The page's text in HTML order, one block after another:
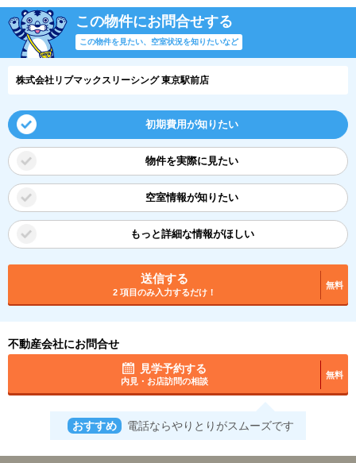
この物件にお問合せする
この物件を見たい、空室状況を知りたいなど
株式会社リブマックスリーシング 東京駅前店
初期費用が知りたい
物件を実際に見たい
空室情報が知りたい
もっと詳細な情報がほしい
送信する
2 項目のみ入力するだけ！
無料
不動産会社にお問合せ
見学予約する
内見・お店訪問の相談
無料
おすすめ 電話ならやりとりがスムーズです